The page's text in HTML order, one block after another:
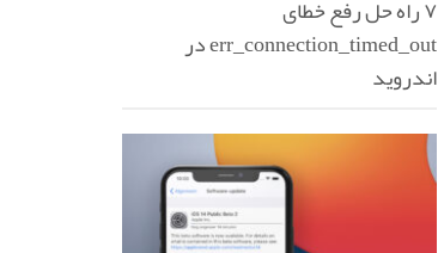
۷ راه حل رفع خطای
err_connection_timed_out در
اندروید